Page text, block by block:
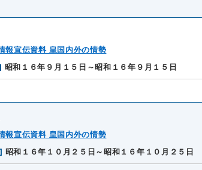
報宣伝資料 皇国内外の情勢
昭和１６年９月１５日～昭和１６年９月１５日
報宣伝資料 皇国内外の情勢
] 昭和１６年１０月２５日～昭和１６年１０月２５日